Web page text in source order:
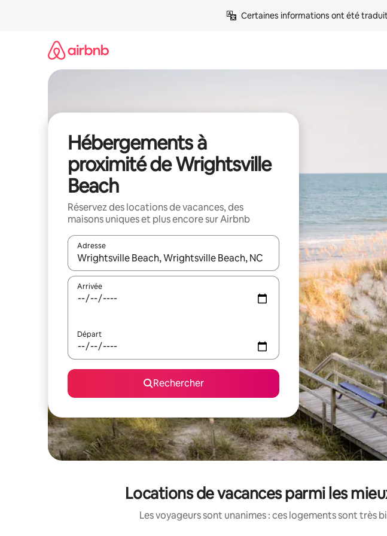
Certaines informations ont été
Hébergements à
proximité de Wrightsville
Beach
Réservez des locations de vacances, des
maisons uniques et plus encore sur Airbnb
Adresse
Lorsque les résultats s'affichent, utilisez les flèches vers le haut et vers le bas
Arrivée
Départ
Rechercher
Locations de vacances parmi les
Les voyageurs sont unanimes : ces logements sont